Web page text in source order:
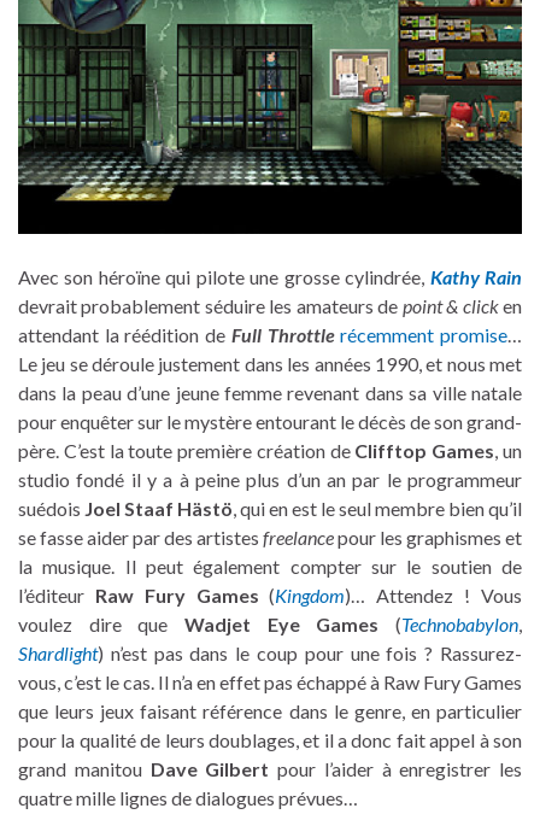
Avec son héroïne qui pilote une grosse cylindrée, Kathy Rain
devrait probablement séduire les amateurs de point & clicken
attendant la réédition de Full Throttle récemment promise
Le jeu se déroule justement dans les années 1990, et nous met
dans la peau d’une jeune femme revenant dans sa ville natale
pour enquêter sur le mystère entourant le décès de son grand-
père. C’est la toute première création de Clifftop Games , un
studio fondé il y a à peine plus d’un an par le programmeur
suédois Joel Staaf Hästö , qui en est le seul membre bien qu’il
se fasse aider par des artistes freelancepour les graphismes et
la musique. Il peut également compter sur le soutien de
l’éditeur Raw Fury Games (Kingdom)… Attendez ! Vous
voulez dire que Wadjet Eye Games (Technobabylon
Shardlight) n’est pas dans le coup pour une fois ? Rassurez-
vous, c’est le cas. Il n’a en effet pas échappé à Raw Fury Games
que leurs jeux faisant référence dans le genre, en particulier
pour la qualité de leurs doublages, et il a donc fait appel à son
grand manitou Dave Gilbert pour l’aider à enregistrer les
quatre mille lignes de dialogues prévues…